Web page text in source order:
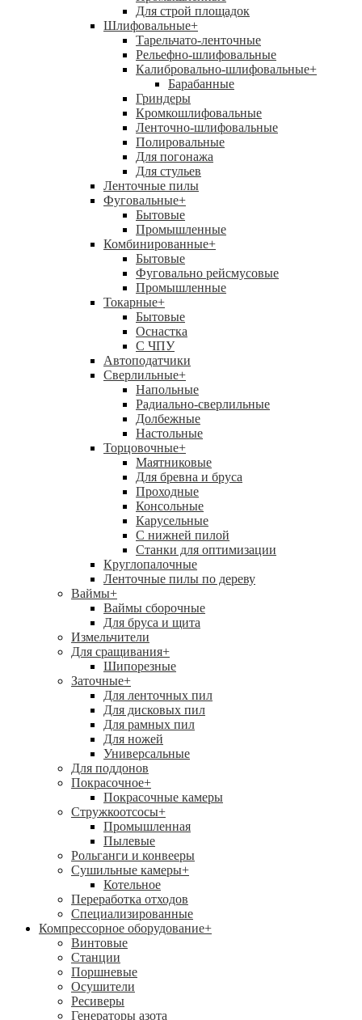
Для строй площадок
Шлифовальные+
Тарельчато-ленточные
Рельефно-шлифовальные
Калибровально-шлифовальные+
Барабанные
Гриндеры
Кромкошлифовальные
Ленточно-шлифовальные
Полировальные
Для погонажа
Для стульев
Ленточные пилы
Фуговальные+
Бытовые
Промышленные
Комбинированные+
Бытовые
Фуговально рейсмусовые
Промышленные
Токарные+
Бытовые
Оснастка
С ЧПУ
Автоподатчики
Сверлильные+
Напольные
Радиально-сверлильные
Долбежные
Настольные
Торцовочные+
Маятниковые
Для бревна и бруса
Проходные
Консольные
Карусельные
С нижней пилой
Станки для оптимизации
Круглопалочные
Ленточные пилы по дереву
Ваймы+
Ваймы сборочные
Для бруса и щита
Измельчители
Для сращивания+
Шипорезные
Заточные+
Для ленточных пил
Для дисковых пил
Для рамных пил
Для ножей
Универсальные
Для поддонов
Покрасочное+
Покрасочные камеры
Стружкоотсосы+
Промышленная
Пылевые
Рольганги и конвееры
Сушильные камеры+
Котельное
Переработка отходов
Специализированные
Компрессорное оборудование+
Винтовые
Станции
Поршневые
Осушители
Ресиверы
Генераторы азота